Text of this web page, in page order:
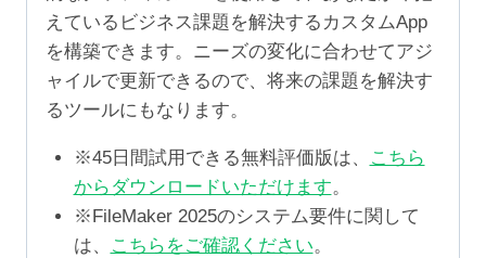
えているビジネス課題を解決するカスタムApp
を構築できます。ニーズの変化に合わせてアジ
ャイルで更新できるので、将来の課題を解決す
るツールにもなります。
※45日間試用できる無料評価版は、
こちら
からダウンロードいただけます。
※FileMaker 2025のシステム要件に関して
は、
こちらをご確認ください。